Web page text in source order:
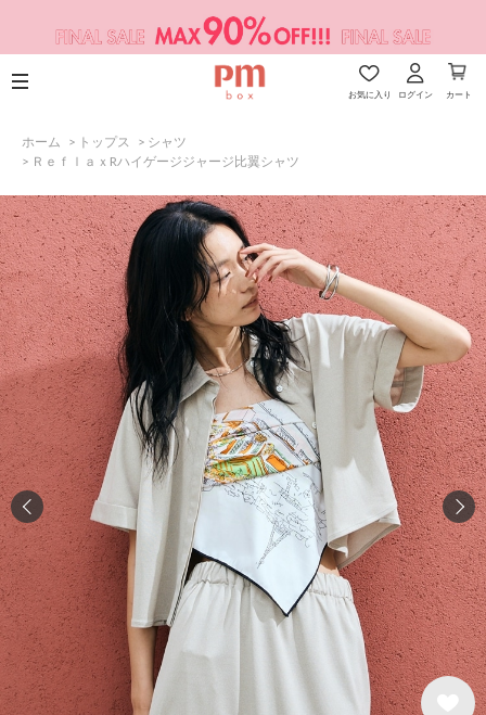
お気に入り ログイン カート
ホーム > トップス > シャツ
> ＲｅｆｌａｘRハイゲージジャージ比翼シャツ